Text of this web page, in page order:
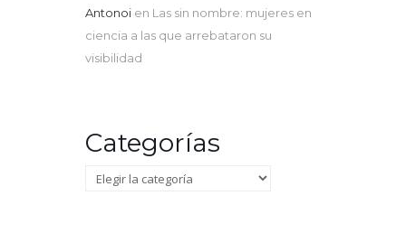
Antonoi en Las sin nombre: mujeres en
ciencia a las que arrebataron su
visibilidad
Categorías
Categorías